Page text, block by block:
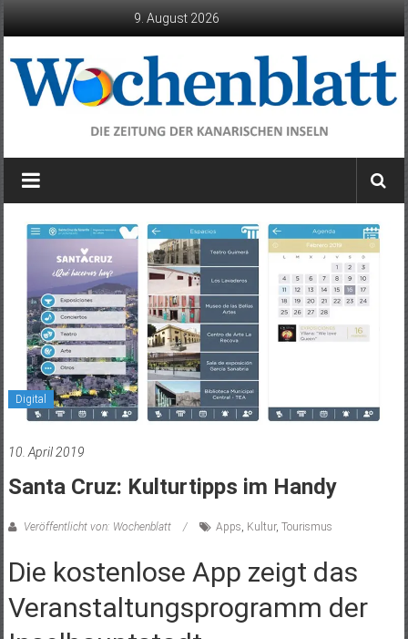
9. August 2026
Wochenblatt
die
Kanarischen
Digital
10. April 2019
Santa Cruz: Kulturtipps im Handy
Veröffentlicht von: Wochenblatt Apps, Kultur, Tourismus
Die kostenlose App zeigt das
Veranstaltungsprogramm der